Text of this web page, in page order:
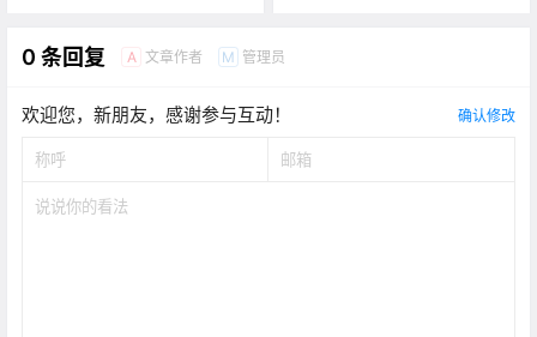
0 条回复 A 文章作者 M 管理员
欢迎您，新朋友，感谢参与互动！ 确认修改